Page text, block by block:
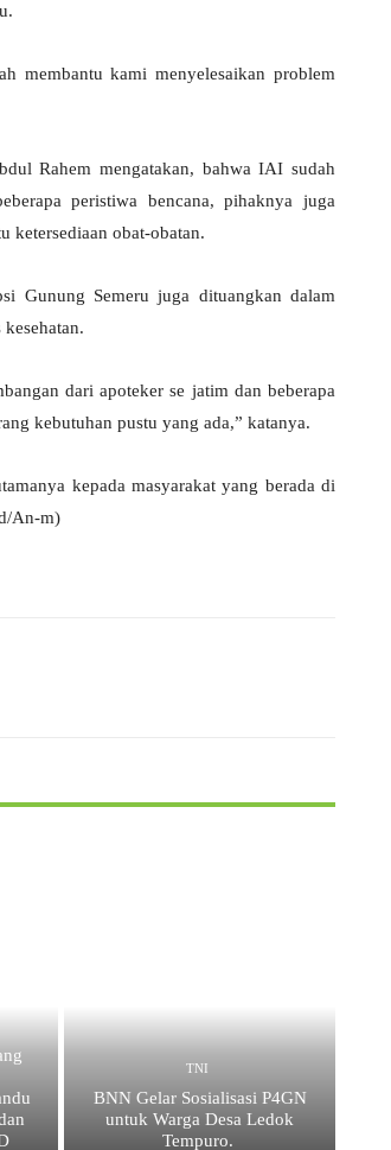
membantu kami menyelesaikan problem
Rahem mengatakan, bahwa IAI sudah
peristiwa bencana, pihaknya juga
ketersediaan obat-obatan.
Gunung Semeru juga dituangkan dalam
dari apoteker se jatim dan beberapa
kebutuhan pustu yang ada,” katanya.
kepada masyarakat yang berada di
An-m)
TNI
BNN Gelar Sosialisasi P4GN
untuk Warga Desa Ledok
Tempuro.